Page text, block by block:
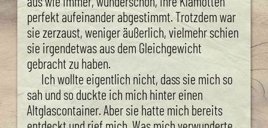
perfekt aufeinander abgestimmt. Trotzdem war
sie zerzaust, weniger äußerlich, vielmehr schien
sie irgendetwas aus dem Gleichgewicht
gebracht zu haben.
Ich wollte eigentlich nicht, dass sie mich so
sah und so duckte ich mich hinter einen
Altglascontainer. Aber sie hatte mich bereits